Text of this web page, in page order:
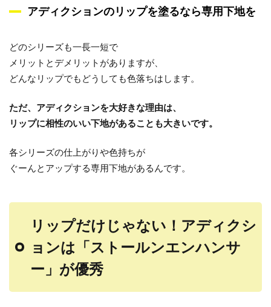
アディクションのリップを塗るなら専用下地を
どのシリーズも一長一短で
メリットとデメリットがありますが、
どんなリップでもどうしても色落ちはします。
ただ、アディクションを大好きな理由は、
リップに相性のいい下地があることも大きいです。
各シリーズの仕上がりや色持ちが
ぐーんとアップする専用下地があるんです。
リップだけじゃない！アディクシ
ョンは「ストールンエンハンサ
ー」が優秀